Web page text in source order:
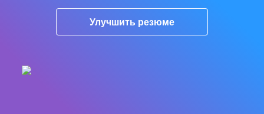
Улучшить резюме